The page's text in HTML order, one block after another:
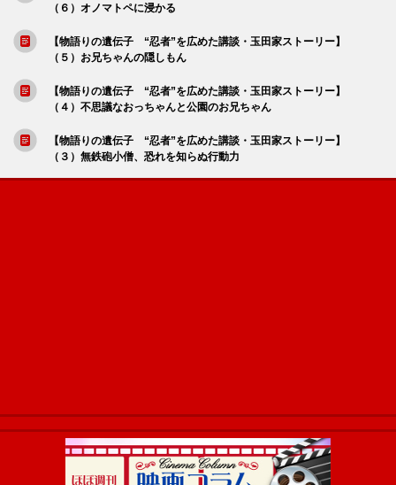
（６）オノマトペに浸かる
【物語りの遺伝子 “忍者”を広めた講談・玉田家ストーリー】
（５）お兄ちゃんの隠しもん
【物語りの遺伝子 “忍者”を広めた講談・玉田家ストーリー】
（４）不思議なおっちゃんと公園のお兄ちゃん
【物語りの遺伝子 “忍者”を広めた講談・玉田家ストーリー】
（３）無鉄砲小僧、恐れを知らぬ行動力